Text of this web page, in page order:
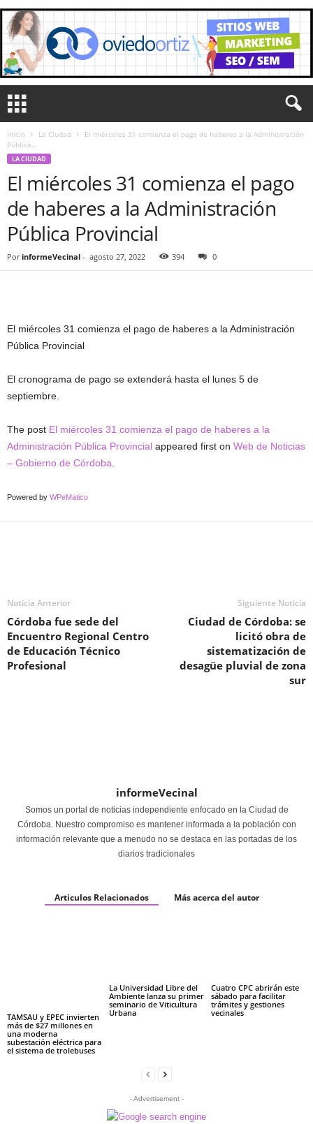
Inicio La Ciudad
El miércoles 31 comienza el pago de haberes a la Administración
Pública...
LA CIUDAD
El miércoles 31 comienza el pago
de haberes a la Administración
Pública Provincial
Por informeVecinal - agosto 27, 2022 394 0
El miércoles 31 comienza el pago de haberes a la Administración
Pública Provincial
El cronograma de pago se extenderá hasta el lunes 5 de
septiembre.
The post El miércoles 31 comienza el pago de haberes a la
Administración Pública Provincial appeared first on Web de Noticias
– Gobierno de Córdoba
Powered by WPeMatico
Noticia Anterior
Córdoba fue sede del
Encuentro Regional Centro
de Educación Técnico
Profesional
Siguiente Noticia
Ciudad de Córdoba: se
licitó obra de
sistematización de
desagüe pluvial de zona
sur
informeVecinal
Somos un portal de noticias independiente enfocado en la Ciudad de
Córdoba. Nuestro compromiso es mantener informada a la población con
información relevante que a menudo no se destaca en las portadas de los
diarios tradicionales
Articulos Relacionados Más acerca del autor
TAMSAU y EPEC invierten
más de $27 millones en
una moderna
subestación eléctrica para
el sistema de trolebuses
La Universidad Libre del
Ambiente lanza su primer
seminario de Viticultura
Urbana
Cuatro CPC abrirán este
sábado para facilitar
trámites y gestiones
vecinales
- Advertisement -